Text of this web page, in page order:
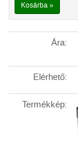
Kosárba »
Ára:
Elérhető:
Termékkép: